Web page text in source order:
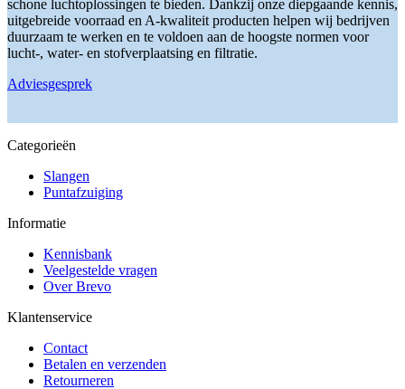
worden
op
de
productpagina
schone luchtoplossingen te bieden. Dankzij onze diepgaande kennis,
uitgebreide voorraad en A-kwaliteit producten helpen wij bedrijven
duurzaam te werken en te voldoen aan de hoogste normen voor
lucht-, water- en stofverplaatsing en filtratie.
Adviesgesprek
Categorieën
Slangen
Puntafzuiging
Informatie
Kennisbank
Veelgestelde vragen
Over Brevo
Klantenservice
Contact
Betalen en verzenden
Retourneren